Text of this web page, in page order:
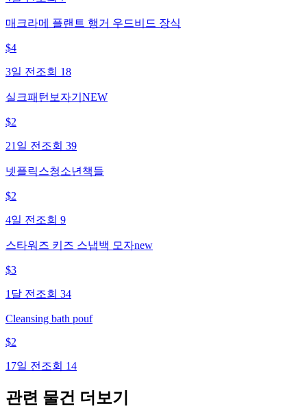
매크라메 플랜트 행거 우드비드 장식
$4
3일 전 조회 18
실크패턴보자기NEW
$2
21일 전 조회 39
넷플릭스청소년책들
$2
4일 전 조회 9
스타워즈 키즈 스냅백 모자new
$3
1달 전 조회 34
Cleansing bath pouf
$2
17일 전 조회 14
관련 물건 더보기